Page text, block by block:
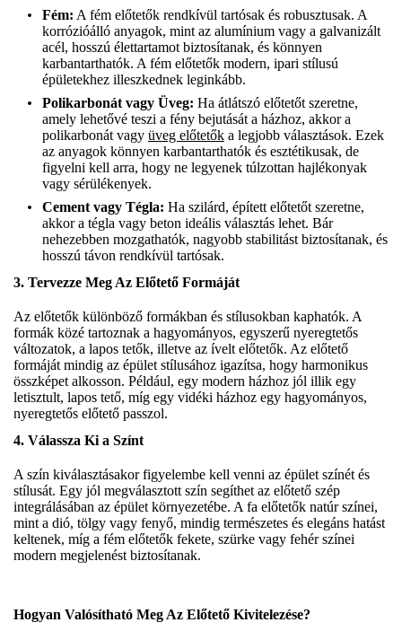
Fém: A fém előtetők rendkívül tartósak és robusztusak. A
korrózióálló anyagok, mint az alumínium vagy a galvanizált
acél, hosszú élettartamot biztosítanak, és könnyen
karbantarthatók. A fém előtetők modern, ipari stílusú
épületekhez illeszkednek leginkább.
Polikarbonát vagy Üveg: Ha átlátszó előtetőt szeretne,
amely lehetővé teszi a fény bejutását a házhoz, akkor a
polikarbonát vagy üveg előtetők a legjobb választások. Ezek
az anyagok könnyen karbantarthatók és esztétikusak, de
figyelni kell arra, hogy ne legyenek túlzottan hajlékonyak
vagy sérülékenyek.
Cement vagy Tégla: Ha szilárd, épített előtetőt szeretne,
akkor a tégla vagy beton ideális választás lehet. Bár
nehezebben mozgathatók, nagyobb stabilitást biztosítanak, és
hosszú távon rendkívül tartósak.
3. Tervezze Meg Az Előtető Formáját
Az előtetők különböző formákban és stílusokban kaphatók. A
formák közé tartoznak a hagyományos, egyszerű nyeregtetős
változatok, a lapos tetők, illetve az ívelt előtetők. Az előtető
formáját mindig az épület stílusához igazítsa, hogy harmonikus
összképet alkosson. Például, egy modern házhoz jól illik egy
letisztult, lapos tető, míg egy vidéki házhoz egy hagyományos,
nyeregtetős előtető passzol.
4. Válassza Ki a Színt
A szín kiválasztásakor figyelembe kell venni az épület színét és
stílusát. Egy jól megválasztott szín segíthet az előtető szép
integrálásában az épület környezetébe. A fa előtetők natúr színei,
mint a dió, tölgy vagy fenyő, mindig természetes és elegáns hatást
keltenek, míg a fém előtetők fekete, szürke vagy fehér színei
modern megjelenést biztosítanak.
Hogyan Valósítható Meg Az Előtető Kivitelezése?